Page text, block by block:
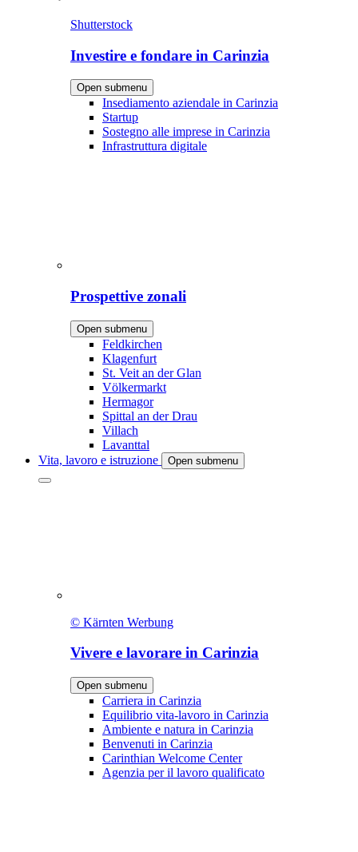
Shutterstock
Investire e fondare in Carinzia
Open submenu
Insediamento aziendale in Carinzia
Startup
Sostegno alle imprese in Carinzia
Infrastruttura digitale
Prospettive zonali
Open submenu
Feldkirchen
Klagenfurt
St. Veit an der Glan
Völkermarkt
Hermagor
Spittal an der Drau
Villach
Lavanttal
Vita, lavoro e istruzione
Open submenu
© Kärnten Werbung
Vivere e lavorare in Carinzia
Open submenu
Carriera in Carinzia
Equilibrio vita-lavoro in Carinzia
Ambiente e natura in Carinzia
Benvenuti in Carinzia
Carinthian Welcome Center
Agenzia per il lavoro qualificato